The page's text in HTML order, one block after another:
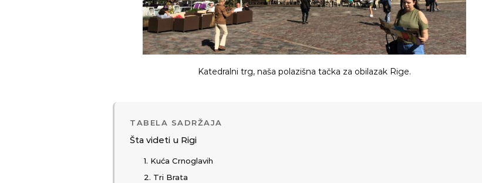
Katedralni trg, naša polazišna tačka za obilazak Rige.
TABELA SADRŽAJA
Šta videti u Rigi
1. Kuća Crnoglavih
2. Tri Brata